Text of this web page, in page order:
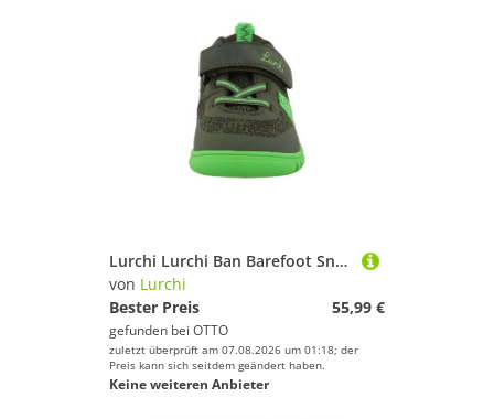
Lurchi Lurchi Ban Barefoot Sneaker
von Lurchi
Bester Preis
55,99 €
gefunden bei OTTO
zuletzt überprüft am 07.08.2026 um 01:18; der
Preis kann sich seitdem geändert haben.
Keine weiteren Anbieter